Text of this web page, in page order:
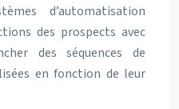
d’automatisation
des prospects avec
des séquences de
en fonction de leur